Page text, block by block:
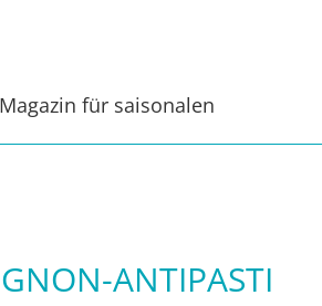
für saisonalen
ANTIPASTI